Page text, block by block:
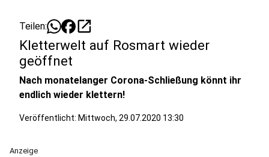
Teilen: open_in_new
Kletterwelt auf Rosmart wieder
geöffnet
Nach monatelanger Corona-Schließung könnt ihr
endlich wieder klettern!
Veröffentlicht: Mittwoch, 29.07.2020 13:30
Anzeige